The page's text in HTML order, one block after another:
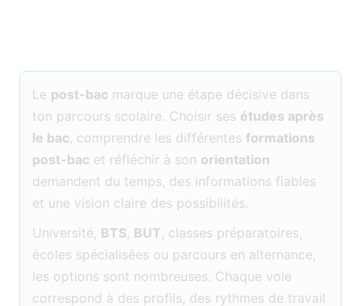
Le post-bac marque une étape décisive dans
ton parcours scolaire. Choisir ses études après
le bac, comprendre les différentes formations
post-bac et réfléchir à son orientation
demandent du temps, des informations fiables
et une vision claire des possibilités.
Université, BTS, BUT, classes préparatoires,
écoles spécialisées ou parcours en alternance,
les options sont nombreuses. Chaque voie
correspond à des profils, des rythmes de travail